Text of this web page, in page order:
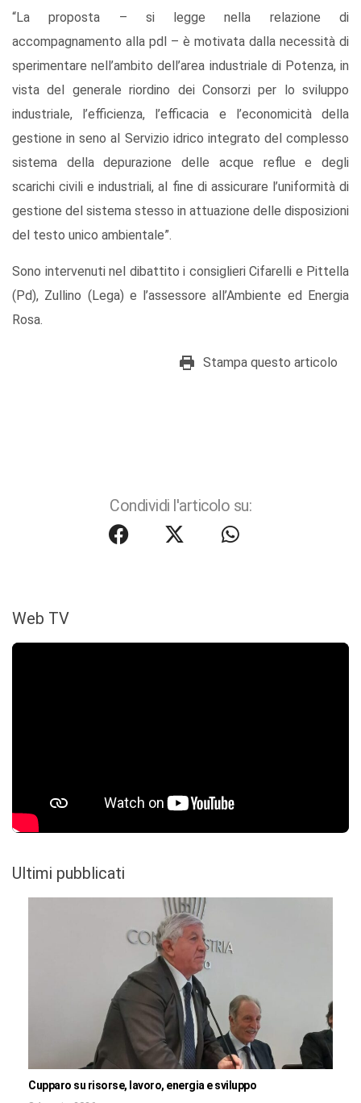
“La proposta – si legge nella relazione di
accompagnamento alla pdl – è motivata dalla necessità di
sperimentare nell’ambito dell’area industriale di Potenza, in
vista del generale riordino dei Consorzi per lo sviluppo
industriale, l’efficienza, l’efficacia e l’economicità della
gestione in seno al Servizio idrico integrato del complesso
sistema della depurazione delle acque reflue e degli
scarichi civili e industriali, al fine di assicurare l’uniformità di
gestione del sistema stesso in attuazione delle disposizioni
del testo unico ambientale”.
Sono intervenuti nel dibattito i consiglieri Cifarelli e Pittella
(Pd), Zullino (Lega) e l’assessore all’Ambiente ed Energia
Rosa.
Stampa questo articolo
Condividi l'articolo su:
Web TV
Ultimi pubblicati
Cupparo su risorse, lavoro, energia e sviluppo